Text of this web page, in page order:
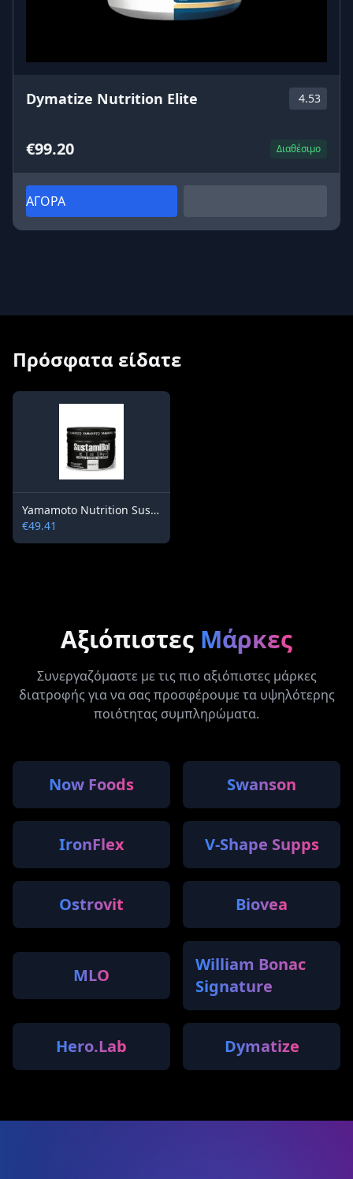
Dymatize Nutrition Elite 4.53
€99.20 Διαθέσιμο
ΑΓΟΡΑ
Πρόσφατα είδατε
Yamamoto Nutrition SustamiBol® 80 capsules / 54 g / 80 doses
€49.41
Αξιόπιστες Μάρκες
Συνεργαζόμαστε με τις πιο αξιόπιστες μάρκες
διατροφής για να σας προσφέρουμε τα υψηλότερης
ποιότητας συμπληρώματα.
Now Foods Swanson
IronFlex V-Shape Supps
Ostrovit Biovea
MLO
William Bonac
Signature
Hero.Lab Dymatize